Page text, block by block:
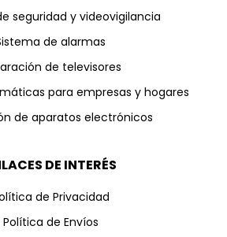
seguridad y videovigilancia
de alarmas
de televisores
para empresas y hogares
de aparatos electrónicos
DE INTERÉS
de Privacidad
Política de Envíos